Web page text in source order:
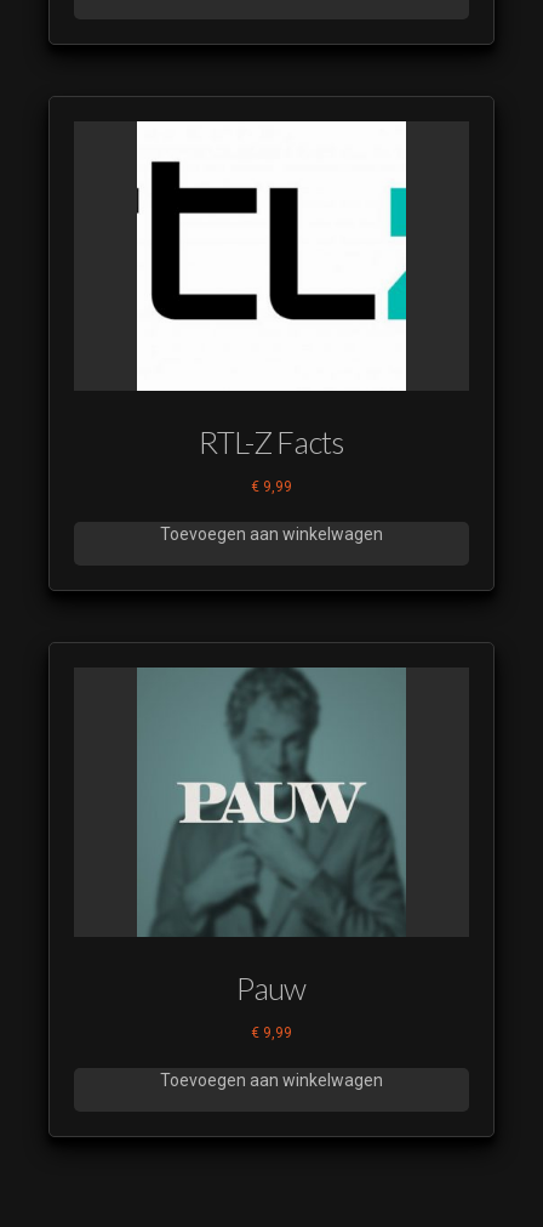
RTL-Z Facts
€ 9,99
Toevoegen aan winkelwagen
Pauw
€ 9,99
Toevoegen aan winkelwagen